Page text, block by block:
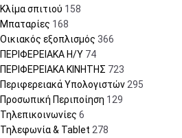
Κλίμα σπιτιού 158
Μπαταρίες 168
Οικιακός εξοπλισμός 366
ΠΕΡΙΦΕΡΕΙΑΚΑ Η/Υ 74
ΠΕΡΙΦΕΡΕΙΑΚΑ ΚΙΝΗΤΗΣ 723
Περιφερειακά Υπολογιστών 295
Προσωπική Περιποίηση 129
Τηλεπικοινωνίες 6
Τηλεφωνία & Tablet 278